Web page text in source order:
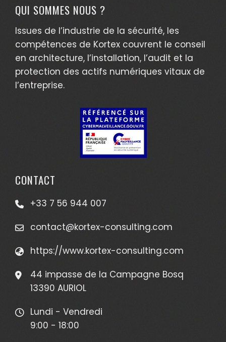
QUI SOMMES NOUS ?
Issues de l’industrie de la sécurité, les
compétences de Kortex couvrent le conseil
en architecture, l’installation, l’audit et la
protection des actifs numériques vitaux de
l’entreprise.
CONTACT
+33 7 56 944 007
contact@kortex-consulting.com
https://www.kortex-consulting.com
44 impasse de la Campagne Bosq
13390 AURIOL
Lundi - Vendredi
9:00 - 18:00